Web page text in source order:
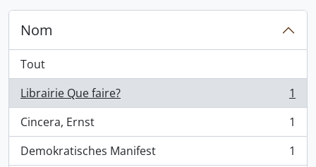
Nom
Tout
Librairie Que faire?
, 1 résultats
1
Cincera, Ernst
, 1 résultats
1
Demokratisches Manifest
, 1 résultats
1